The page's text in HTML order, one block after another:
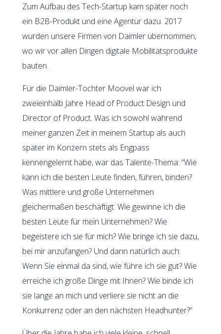
Zum Aufbau des Tech-Startup kam später noch
ein B2B-Produkt und eine Agentur dazu. 2017
wurden unsere Firmen von Daimler übernommen,
wo wir vor allen Dingen digitale Mobilitätsprodukte
bauten.
Für die Daimler-Tochter Moovel war ich
zweieinhalb Jahre Head of Product Design und
Director of Product. Was ich sowohl während
meiner ganzen Zeit in meinem Startup als auch
später im Konzern stets als Engpass
kennengelernt habe, war das Talente-Thema: “Wie
kann ich die besten Leute finden, führen, binden?
Was mittlere und große Unternehmen
gleichermaßen beschäftigt: Wie gewinne ich die
besten Leute für mein Unternehmen? Wie
begeistere ich sie für mich? Wie bringe ich sie dazu,
bei mir anzufangen? Und dann natürlich auch:
Wenn Sie einmal da sind, wie führe ich sie gut? Wie
erreiche ich große Dinge mit Ihnen? Wie binde ich
sie lange an mich und verliere sie nicht an die
Konkurrenz oder an den nächsten Headhunter?”